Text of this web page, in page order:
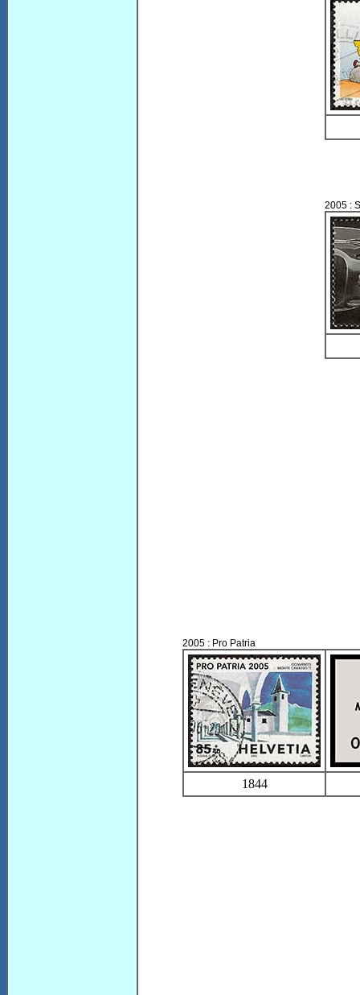
2005 :
2005 : Pro Patria
1844